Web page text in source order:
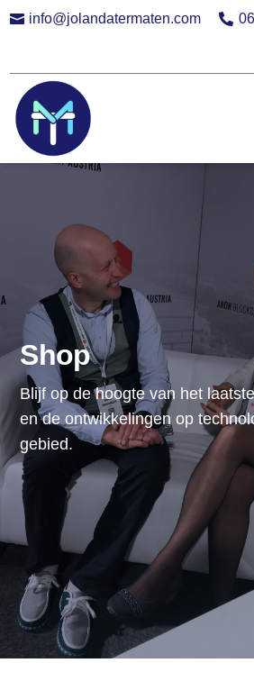
 info@jolandatermaten.com 
Shop
Blijf op de hoogte van het
en de ontwikkelingen op
gebied.